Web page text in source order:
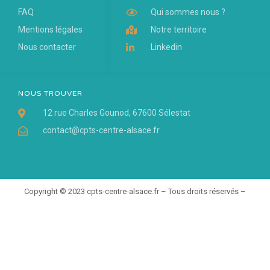
NOUS TROUVER
12 rue Charles Gounod, 67600 Sélestat
contact@cpts-centre-alsace.fr
Qui sommes nous ?
Notre territoire
Linkedin
FAQ
Mentions légales
Nous contacter
Copyright © 2023 cpts-centre-alsace.fr – Tous droits réservés –